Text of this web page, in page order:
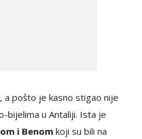
a pošto je kasno stigao nije
bijelima u Antaliji. Ista je
i Benom koji su bili na